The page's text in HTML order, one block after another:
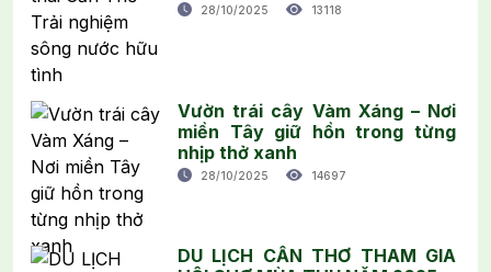
28/10/2025 13118
Vườn trái cây Vàm Xáng – Nơi
miền Tây giữ hồn trong từng
nhịp thở xanh
28/10/2025 14697
DU LỊCH CẦN THƠ THAM GIA